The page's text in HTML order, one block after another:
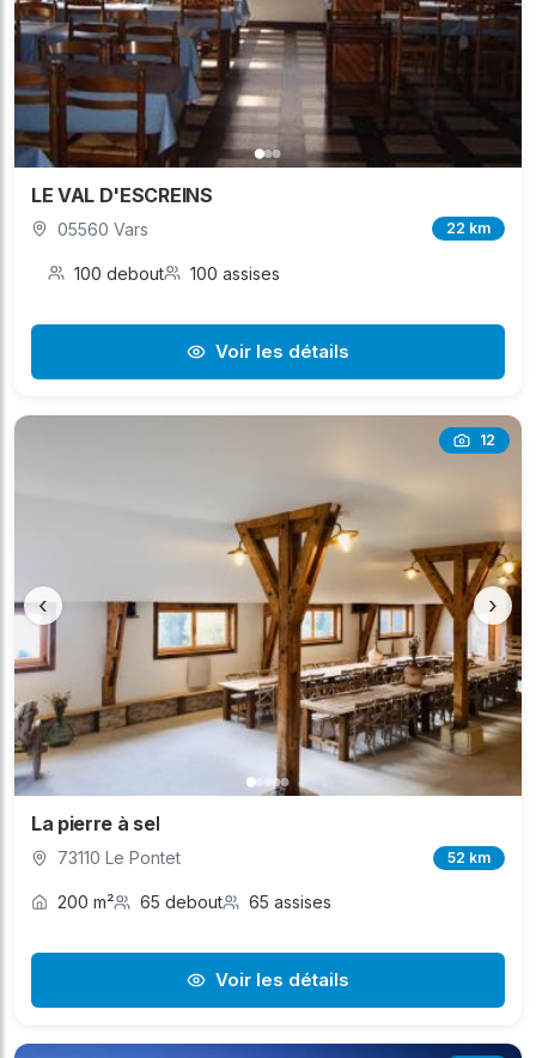
LE VAL D'ESCREINS
05560 Vars 22 km
100 debout 100 assises
Voir les détails
12
‹ ›
La pierre à sel
73110 Le Pontet 52 km
200 m² 65 debout 65 assises
Voir les détails